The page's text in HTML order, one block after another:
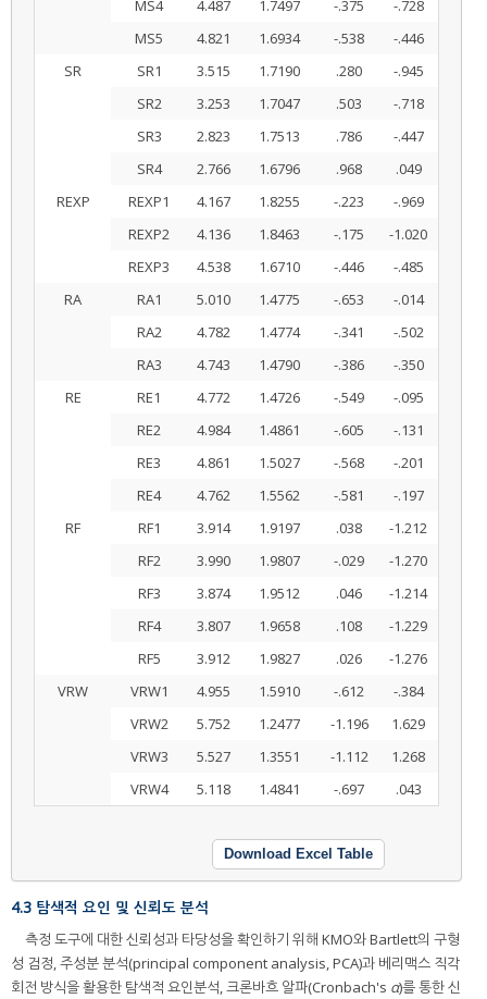
MS4 4.487 1.7497 -.375
-.728
MS5
4.821 1.6934 -.538
-.446
SR
SR1 3.515 1.7190 .280
-.945
SR2
3.253 1.7047 .503
-.718
SR3
2.823 1.7513 .786
-.447
SR4
2.766 1.6796 .968
.049
REXP
REXP1 4.167 1.8255 -.223
-.969
REXP2
4.136 1.8463 -.175
-1.020
REXP3
4.538 1.6710 -.446
-.485
RA
RA1 5.010 1.4775 -.653
-.014
RA2
4.782 1.4774 -.341
-.502
RA3
4.743 1.4790 -.386
-.350
RE
RE1 4.772 1.4726 -.549
-.095
RE2
4.984 1.4861 -.605
-.131
RE3
4.861 1.5027 -.568
-.201
RE4
4.762 1.5562 -.581
-.197
RF
RF1 3.914 1.9197 .038
-1.212
RF2
3.990 1.9807 -.029
-1.270
RF3
3.874 1.9512 .046
-1.214
RF4
3.807 1.9658 .108
-1.229
RF5
3.912 1.9827 .026
-1.276
VRW
VRW1 4.955 1.5910 -.612
-.384
VRW2
5.752 1.2477 -1.196
1.629
VRW3
5.527 1.3551 -1.112
1.268
VRW4
5.118 1.4841 -.697 .043
Download Excel Table
4.3 탐색적 요인 및 신뢰도 분석
측정 도구에 대한 신뢰성과 타당성을 확인하기 위해 KMO와 Bartlett의 구형
성 검정, 주성분 분석(principal component analysis, PCA)과 베리맥스 직각
회전 방식을 활용한 탐색적 요인분석, 크론바흐 알파(Cronbach's α)를 통한 신